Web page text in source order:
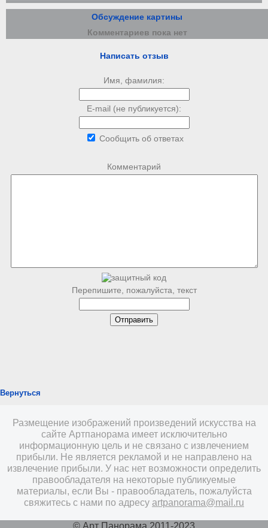
Обсуждение картины
Комментариев пока нет
Написать отзыв
Имя, фамилия:
E-mail (не публикуется):
Сообщить об ответах
Комментарий
Перепишите, пожалуйста, текст
Вернуться
Размещение изображений произведений искусства на
сайте Артпанорама имеет исключительно
информационную цель и не связано с извлечением
прибыли. Не является рекламой и не направлено на
извлечение прибыли. У нас нет возможности определить
правообладателя на некоторые публикуемые
материалы, если Вы - правообладатель, пожалуйста
свяжитесь с нами по адресу artpanorama@mail.ru
© Арт Панорама 2011-2023